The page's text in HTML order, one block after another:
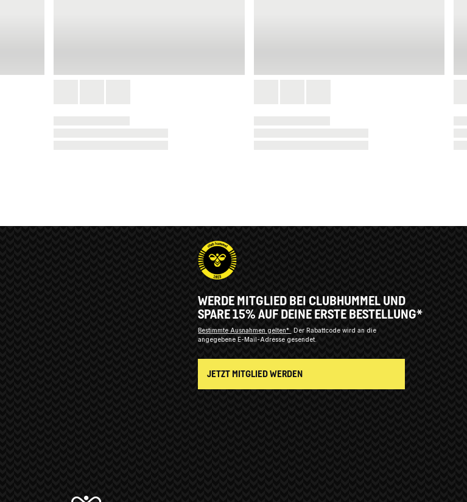
WERDE MITGLIED BEI CLUBHUMMEL UND
SPARE 15% AUF DEINE ERSTE BESTELLUNG*
Bestimmte Ausnahmen gelten* Der Rabattcode wird an die
angegebene E-Mail-Adresse gesendet.
JETZT MITGLIED WERDEN